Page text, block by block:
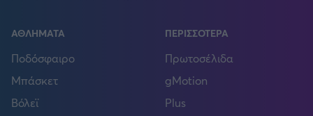
ΑΘΛΗΜΑΤΑ
Ποδόσφαιρο
Μπάσκετ
Βόλεϊ
ΠΕΡΙΣΣΟΤΕΡΑ
Πρωτοσέλιδα
gMotion
Plus